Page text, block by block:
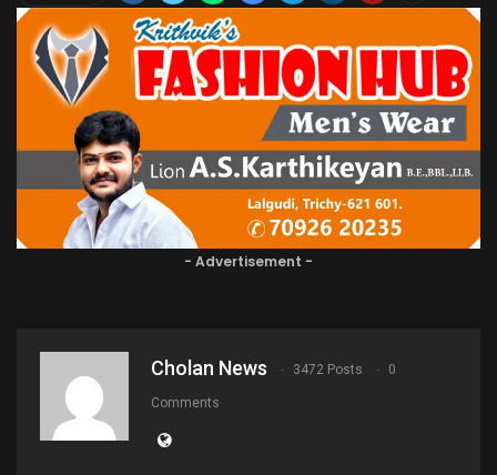
- Advertisement -
Cholan News 3472 Posts 0
Comments